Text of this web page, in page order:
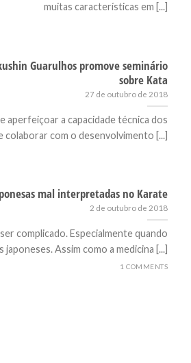
muitas características em [...]
Guarulhos promove seminário
sobre Kata
27 de outubro de 2018
aperfeiçoar a capacidade técnica dos
colaborar com o desenvolvimento [...]
mal interpretadas no Karate
2 de outubro de 2018
complicado. Especialmente quando
japoneses. Assim como a medicina [...]
1 COMMENTS